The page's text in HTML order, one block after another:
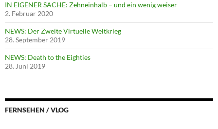
IN EIGENER SACHE: Zehneinhalb – und ein wenig weiser
2. Februar 2020
NEWS: Der Zweite Virtuelle Weltkrieg
28. September 2019
NEWS: Death to the Eighties
28. Juni 2019
FERNSEHEN / VLOG